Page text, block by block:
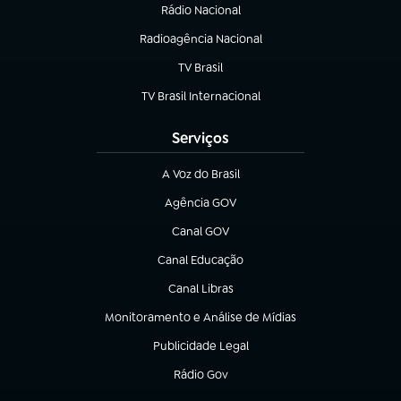
Rádio Nacional
Radioagência Nacional
(abre em nova aba)
TV Brasil
(abre em nova aba)
TV Brasil Internacional
(abre em nova aba)
Serviços
A Voz do Brasil
(abre em nova aba)
Agência GOV
(abre em nova aba)
Canal GOV
(abre em nova aba)
Canal Educação
(abre em nova aba)
Canal Libras
(abre em nova aba)
Monitoramento e Análise de Mídias
(abre em nova aba)
Publicidade Legal
(abre em nova aba)
Rádio Gov
(abre em nova aba)